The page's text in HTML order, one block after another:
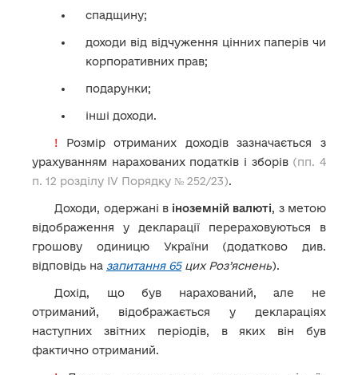
спадщину;
доходи від відчуження цінних паперів чи
корпоративних прав;
подарунки;
інші доходи.
! Розмір отриманих доходів зазначається з
урахуванням нарахованих податків і зборів (пп. 4
п. 12 розділу IV Порядку № 252/23).
Доходи, одержані в іноземній валюті, з метою
відображення у декларації перераховуються в
грошову одиницю України (додатково див.
відповідь на запитання 65цих Роз’яснень).
Дохід, що був нарахований, але не
отриманий, відображається у деклараціях
наступних звітних періодів, в яких він був
фактично отриманий.